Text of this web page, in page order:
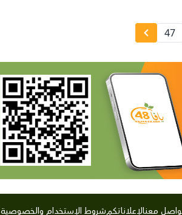
47
معنالإعلاناتكمشروط الإستخدام والخصوصية